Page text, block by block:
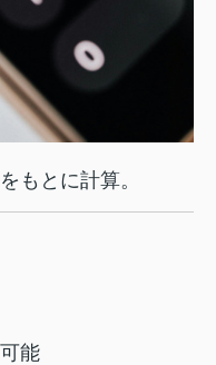
もとに計算。
能